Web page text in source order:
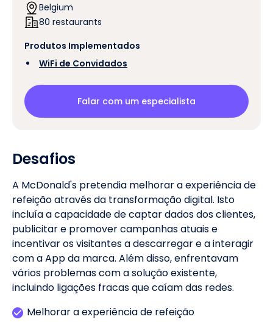
Belgium
80 restaurants
Produtos Implementados
WiFi de Convidados
Falar com um especialista
Desafios
A McDonald's pretendia melhorar a experiência de
refeição através da transformação digital. Isto
incluía a capacidade de captar dados dos clientes,
publicitar e promover campanhas atuais e
incentivar os visitantes a descarregar e a interagir
com a App da marca. Além disso, enfrentavam
vários problemas com a solução existente,
incluindo ligações fracas que caíam das redes.
Melhorar a experiência de refeição